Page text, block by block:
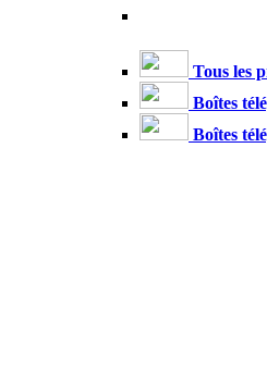
Tous les
Boîtes
Boîtes